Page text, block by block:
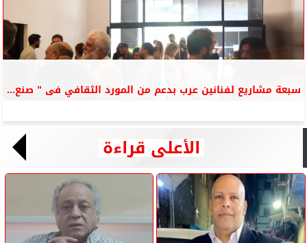
سبعة مشاريع لفنانين عرب بدعم من المورد الثقافي فى ” صنع...
الأعلى قراءة